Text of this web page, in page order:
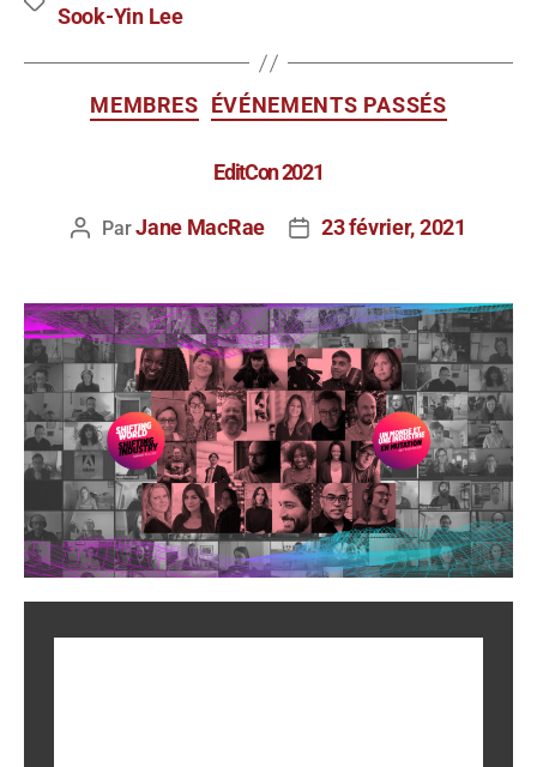
Sook-Yin Lee
MEMBRES ÉVÉNEMENTS PASSÉS
EditCon 2021
ParJane MacRae 23 février, 2021